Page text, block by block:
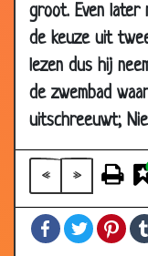
groot. Even later
de keuze uit
lezen dus hij
de zwembad
uitschreeuwt;
« »
FacebookTwitter
26 Mar
2003
24 Mar
2003
Sadam
23 Mar
2003
De
21 Mar
Magarita
21 Mar
16 biertjes